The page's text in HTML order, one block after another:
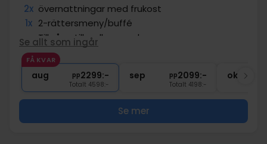
2x övernattningar med frukost
1x 2-rättersmeny/buffé
∞
Tillgång till wellness och gym
1x 1 påfyllning av minibar per vistelse
∞ Centralt läge
Se allt som ingår
FÅ KVAR
aug pp2299:-
Totalt 4598:-
sep pp2099:-
Totalt 4198:-
okt
Se mer